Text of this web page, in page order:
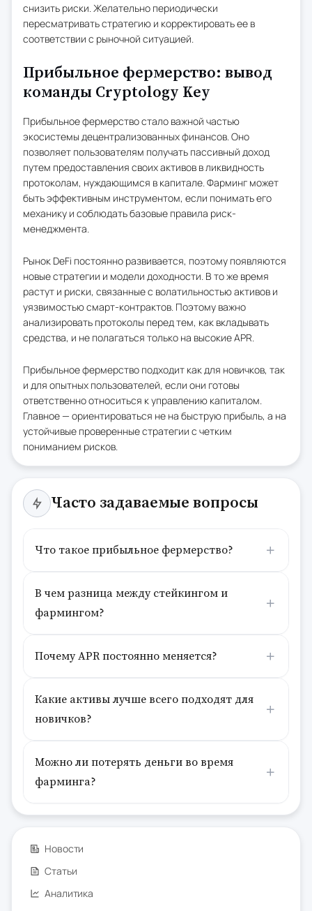
снизить риски. Желательно периодически
пересматривать стратегию и корректировать ее в
соответствии с рыночной ситуацией.
Прибыльное фермерство: вывод
команды Cryptology Key
Прибыльное фермерство стало важной частью
экосистемы децентрализованных финансов. Оно
позволяет пользователям получать пассивный доход
путем предоставления своих активов в ликвидность
протоколам, нуждающимся в капитале. Фарминг может
быть эффективным инструментом, если понимать его
механику и соблюдать базовые правила риск-
менеджмента.
Рынок DeFi постоянно развивается, поэтому появляются
новые стратегии и модели доходности. В то же время
растут и риски, связанные с волатильностью активов и
уязвимостью смарт-контрактов. Поэтому важно
анализировать протоколы перед тем, как вкладывать
средства, и не полагаться только на высокие APR.
Прибыльное фермерство подходит как для новичков, так
и для опытных пользователей, если они готовы
ответственно относиться к управлению капиталом.
Главное — ориентироваться не на быструю прибыль, а на
устойчивые проверенные стратегии с четким
пониманием рисков.
Часто задаваемые вопросы
Что такое прибыльное фермерство?
В чем разница между стейкингом и
фармингом?
Почему APR постоянно меняется?
Какие активы лучше всего подходят для
новичков?
Можно ли потерять деньги во время
фарминга?
Новости
Статьи
Аналитика